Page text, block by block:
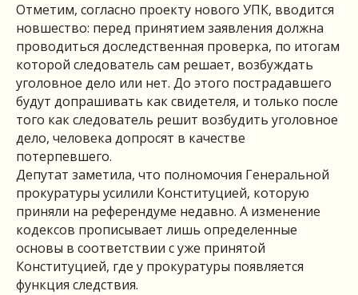
Отметим, согласно проекту нового УПК, вводится
новшество: перед принятием заявления должна
проводиться доследственная проверка, по итогам
которой следователь сам решает, возбуждать
уголовное дело или нет. До этого пострадавшего
будут допрашивать как свидетеля, и только после
того как следователь решит возбудить уголовное
дело, человека допросят в качестве
потерпевшего.
Депутат заметила, что полномочия Генеральной
прокуратуры усилили Конституцией, которую
приняли на референдуме недавно. А изменение
кодексов прописывает лишь определенные
основы в соответствии с уже принятой
Конституцией, где у прокуратуры появляется
функция следствия.